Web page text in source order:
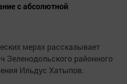
с абсолютной
мерах рассказывает
Зеленодольского районного
Ильдус Хатыпов.